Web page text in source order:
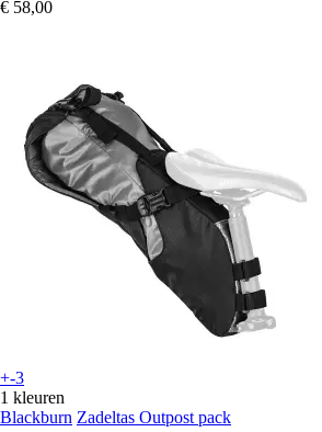
€ 58,00
+-3
1 kleuren
Blackburn Zadeltas Outpost pack